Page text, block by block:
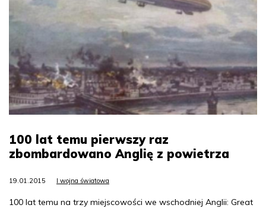
100 lat temu pierwszy raz
zbombardowano Anglię z powietrza
19.01.2015 I wojna światowa
100 lat temu na trzy miejscowości we wschodniej Anglii: Great